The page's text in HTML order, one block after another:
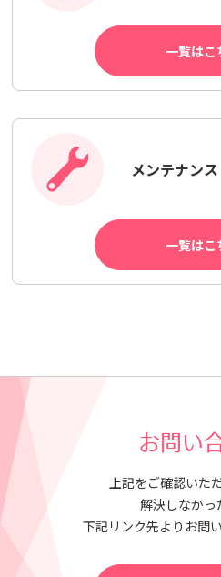
一覧はこ
メンテナン
一覧はこ
お問い
上記をご確認いた
解決しなかっ
下記リンク先よりお問